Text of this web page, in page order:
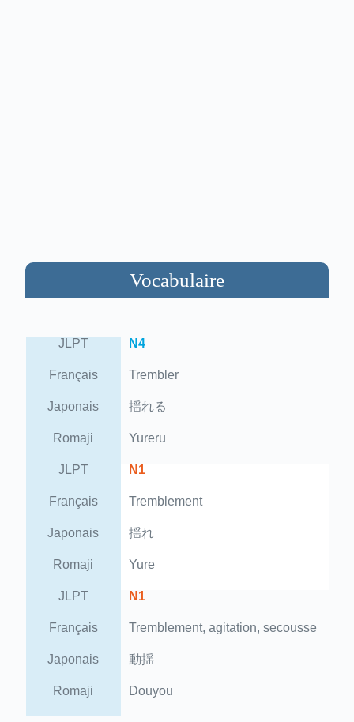
Vocabulaire
JLPT N4
Français Trembler
Japonais 揺れる
Romaji Yureru
JLPT N1
Français Tremblement
Japonais 揺れ
Romaji Yure
JLPT N1
Français Tremblement, agitation, secousse
Japonais 動揺
Romaji Douyou